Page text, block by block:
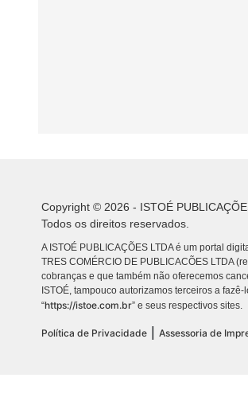
Copyright © 2026 - ISTOÉ
Todos os direitos reservados.
A ISTOÉ PUBLICAÇÕES LTDA é um portal
TRES COMÉRCIO DE PUBLICACÕES LTDA
cobranças e que também não oferecemos
ISTOÉ, tampouco autorizamos terceiros a
“https://istoe.com.br” e seus respectivos sites.
Política de Privacidade Assessoria de